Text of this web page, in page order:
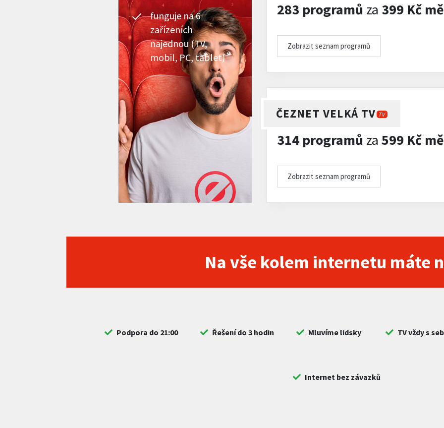
funguje na 6
zařízeních
najednou (TV,
mobil, PC, tablet)
283 programů za 399 Kč
Zobrazit seznam programů
ČEZNET VELKÁ TV TV
314 programů za 599 Kč
Zobrazit seznam programů
Na vše kolem internetu máte
Podpora do 21:00 Řešení do 3 hodin Mluvíme lidsky TV vždy s
Internet bez závazků